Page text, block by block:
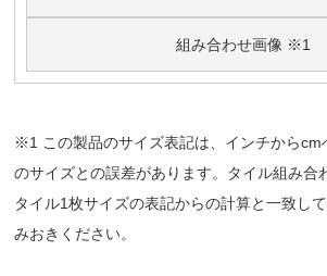
組み合わせ画像 ※1
※1 この製品のサイズ表記は、インチからcm
のサイズとの誤差があります。タイル組み合
タイル1枚サイズの表記からの計算と一致し
みおきください。